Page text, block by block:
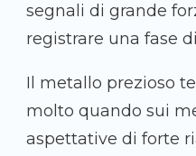
segnali di grande
registrare una fase
Il metallo prezioso
molto quando sui
aspettative di forte